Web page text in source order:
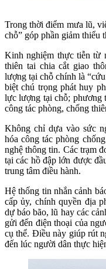
Trong thời điểm mưa lũ,
chỗ” góp phần giảm thiểu
Kinh nghiệm thực tiễn từ
thiên tai chia cắt giao
lượng tại chỗ chính là
biệt chú trọng phát huy
lực lượng tại chỗ; phương
công tác phòng, chống
Không chỉ dựa vào sức
hóa công tác phòng
nghệ thông tin. Các trạm
tại các hồ đập lớn được
trung tâm điều hành.
Hệ thống tin nhắn cảnh
cấp ủy, chính quyền địa
dự báo bão, lũ hay các
gửi đến điện thoại của
cụ thể. Điều này giúp rút
đến lúc người dân thực